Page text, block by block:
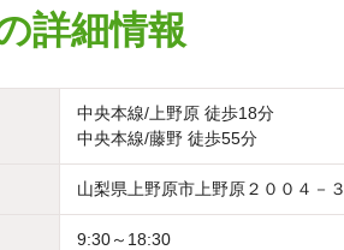
詳細情報
中央本線/上野原 徒歩18分
中央本線/藤野 徒歩55分
山梨県上野原市上野原２００４－３
9:30～18:30